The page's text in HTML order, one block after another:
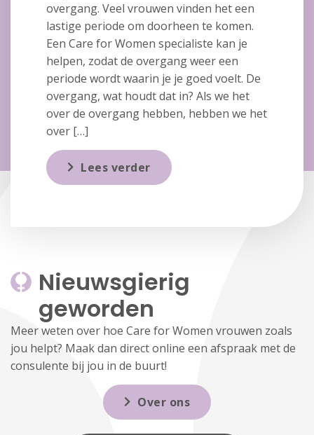
overgang. Veel vrouwen vinden het een
lastige periode om doorheen te komen.
Een Care for Women specialiste kan je
helpen, zodat de overgang weer een
periode wordt waarin je je goed voelt. De
overgang, wat houdt dat in? Als we het
over de overgang hebben, hebben we het
over […]
Lees verder
Nieuwsgierig
geworden
Meer weten over hoe Care for Women vrouwen zoals
jou helpt? Maak dan direct online een afspraak met de
consulente bij jou in de buurt!
Over ons